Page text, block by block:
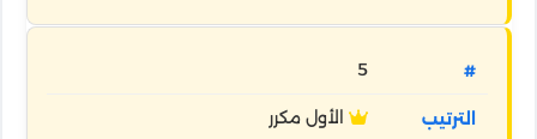
5
الأول مكرر